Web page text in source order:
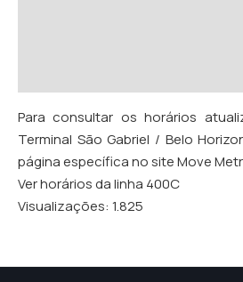
Para consultar os horários
Terminal São Gabriel / Belo
página específica no site Move
Ver horários da linha 400C
Visualizações: 1.825